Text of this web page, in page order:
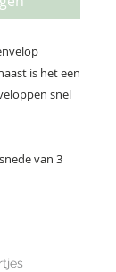
is het een
snel
van 3